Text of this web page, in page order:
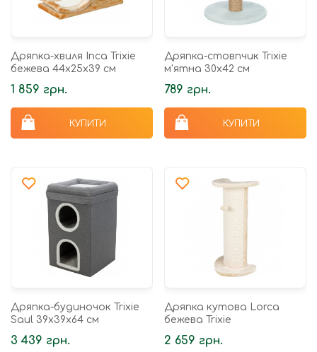
Дряпка-хвиля Inca Trixie
бежева 44х25х39 см
1 859 грн.
КУПИТИ
Дряпка-стовпчик Trixie
м'ятна 30х42 см
789 грн.
КУПИТИ
Дряпка-будиночок Trixie
Saul 39х39х64 см
3 439 грн.
Дряпка кутова Lorca
бежева Trixie
2 659 грн.